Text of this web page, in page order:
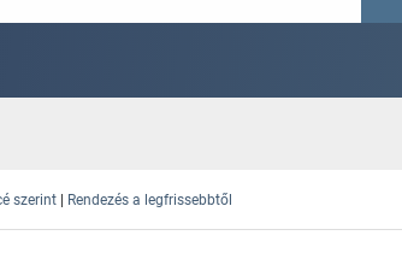
szerint | Rendezés a legfrissebbtől